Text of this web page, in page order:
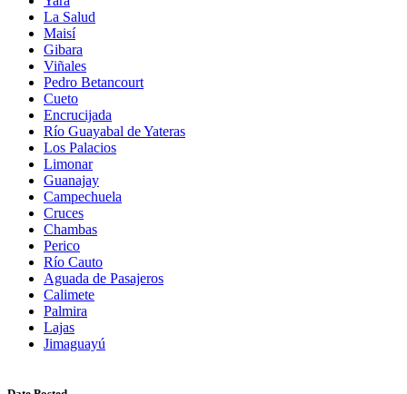
La Salud
Maisí
Gibara
Viñales
Pedro Betancourt
Cueto
Encrucijada
Río Guayabal de Yateras
Los Palacios
Limonar
Guanajay
Campechuela
Cruces
Chambas
Perico
Río Cauto
Aguada de Pasajeros
Calimete
Palmira
Lajas
Jimaguayú